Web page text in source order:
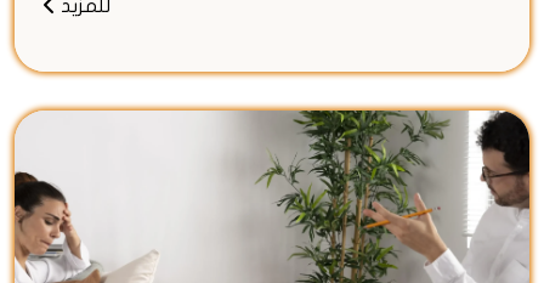
للمزيد